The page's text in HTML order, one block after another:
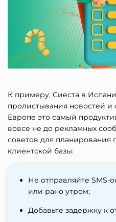
К примеру, Сиеста в
пролистывания новостей и
Европе это самый
вовсе не до рекламных
советов для планирования
клиентской базы:
Не отправляйте SMS-
или рано утром;
Добавьте задержку к